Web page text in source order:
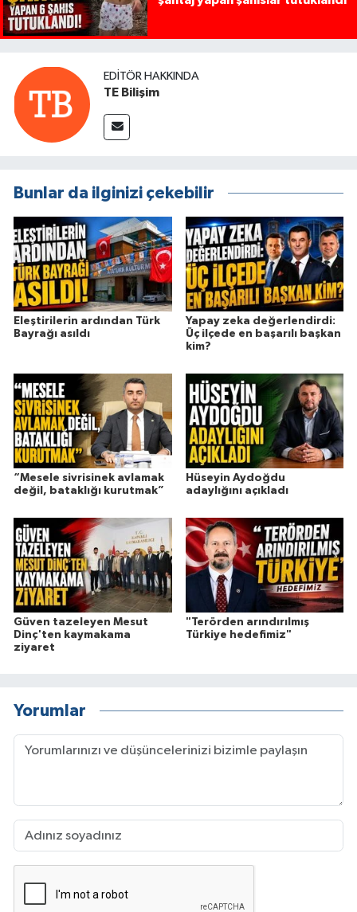
EDITÖR HAKKINDA
TE Bilişim
Bunlar da ilginizi çekebilir
Eleştirilerin ardından Türk
Bayrağı asıldı
Yapay zeka değerlendirdi:
Üç ilçede en başarılı başkan
kim?
“Mesele sivrisinek avlamak
değil, bataklığı kurutmak”
Hüseyin Aydoğdu
adaylığını açıkladı
Güven tazeleyen Mesut
Dinç'ten kaymakama
ziyaret
"Terörden arındırılmış
Türkiye hedefimiz"
Yorumlar